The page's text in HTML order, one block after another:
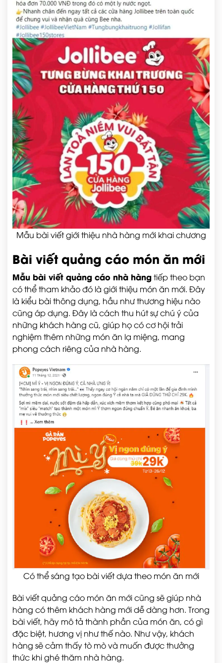
Mẫu bài viết giới thiệu nhà hàng mới khai chương
Bài viết quảng cáo món ăn mới
Mẫu bài viết quảng cáo nhà hàngtiếp theo bạn
có thể tham khảo đó là giới thiệu món ăn mới. Đây
là kiểu bài thông dụng, hầu như thương hiệu nào
cũng áp dụng. Đây là cách thu hút sự chú ý của
những khách hàng cũ, giúp họ có cơ hội trải
nghiệm thêm những món ăn lạ miệng, mang
phong cách riêng của nhà hàng.
Có thể sáng tạo bài viết dựa theo món ăn mới
Bài viết quảng cáo món ăn mới cũng sẽ giúp nhà
hàng có thêm khách hàng mới dễ dàng hơn. Trong
bài viết, hãy mô tả thành phần của món ăn, có gì
đặc biệt, hương vị như thế nào. Như vậy, khách
hàng sẽ cảm thấy tò mò và muốn được thưởng
thức khi ghé thăm nhà hàng.